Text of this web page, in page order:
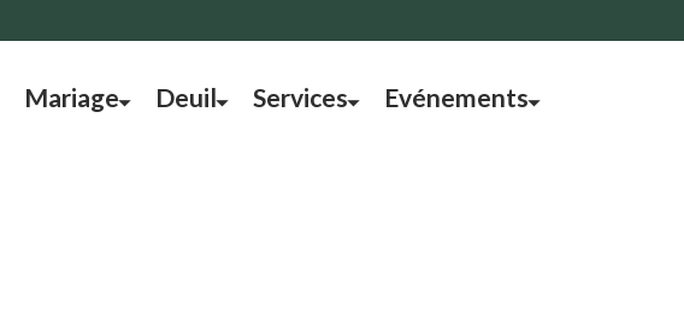
Mariage Deuil Services Evénements